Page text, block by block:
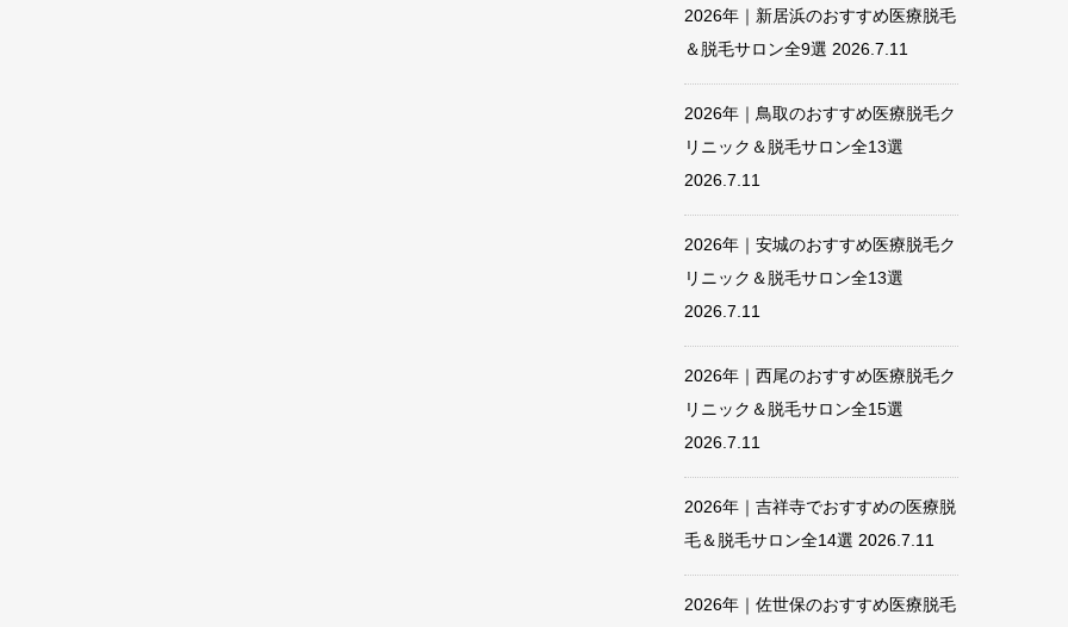
2026年｜新居浜のおすすめ医療脱毛
＆脱毛サロン全9選 2026.7.11
2026年｜鳥取のおすすめ医療脱毛ク
リニック＆脱毛サロン全13選
2026.7.11
2026年｜安城のおすすめ医療脱毛ク
リニック＆脱毛サロン全13選
2026.7.11
2026年｜西尾のおすすめ医療脱毛ク
リニック＆脱毛サロン全15選
2026.7.11
2026年｜吉祥寺でおすすめの医療脱
毛＆脱毛サロン全14選 2026.7.11
2026年｜佐世保のおすすめ医療脱毛